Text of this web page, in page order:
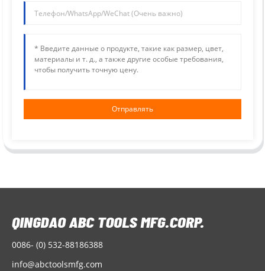
Отправлять
0086- (0) 532-88186388
info@abctoolsmfg.com